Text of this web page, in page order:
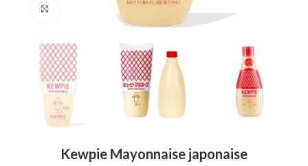
Click to enlarge
Kewpie Mayonnaise japonaise